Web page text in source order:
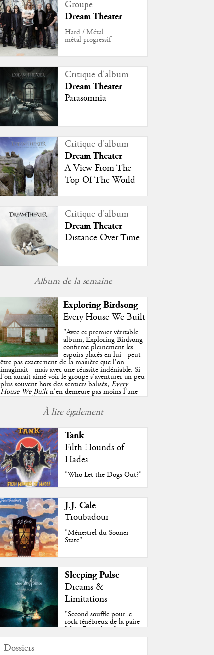
Groupe
Dream Theater
Hard / Métal
métal progressif
Critique d'album
Dream Theater
Parasomnia
Critique d'album
Dream Theater
A View From The
Top Of The World
Critique d'album
Dream Theater
Distance Over Time
Album de la semaine
Exploring Birdsong
Every House We Built
"Avec ce premier véritable
album, Exploring Birdsong
confirme pleinement les
espoirs placés en lui - peut-
être pas exactement de la manière que l'on
imaginait - mais avec une réussite indéniable. Si
l'on aurait aimé voir le groupe s'aventurer un peu
plus souvent hors des sentiers balisés,Every
House We Builtn'en demeure pas moins l'une
des très belles surprises de cette année, porté par
plusieurs morceaux qui trouveront sans difficulté
une place de choix dans vos playlists estivales.
À lire également
Tank
Filth Hounds of
Hades
"Who Let the Dogs Out?"
J.J. Cale
Troubadour
"Ménestrel du Sooner
State"
Sleeping Pulse
Dreams &
Limitations
"Second souffle pour le
rock ténébreux de la paire
Moss-Fazendeiro"
Dossiers